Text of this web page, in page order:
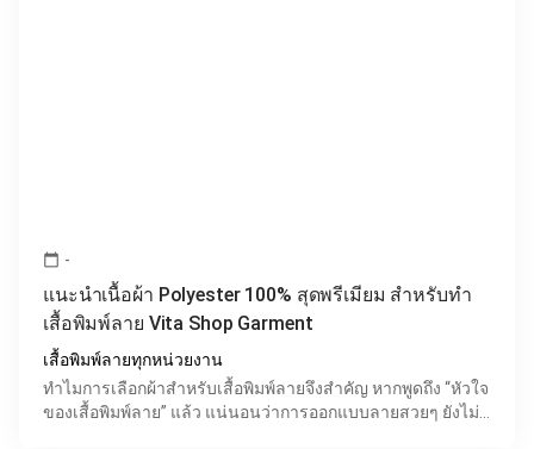
calendar_today -
แนะนำเนื้อผ้า Polyester 100% สุดพรีเมียม สำหรับทำ
เสื้อพิมพ์ลาย Vita Shop Garment
เสื้อพิมพ์ลายทุกหน่วยงาน
ทำไมการเลือกผ้าสำหรับเสื้อพิมพ์ลายจึงสำคัญ หากพูดถึง “หัวใจ
ของเสื้อพิมพ์ลาย” แล้ว แน่นอนว่าการออกแบบลายสวยๆ ยังไม่